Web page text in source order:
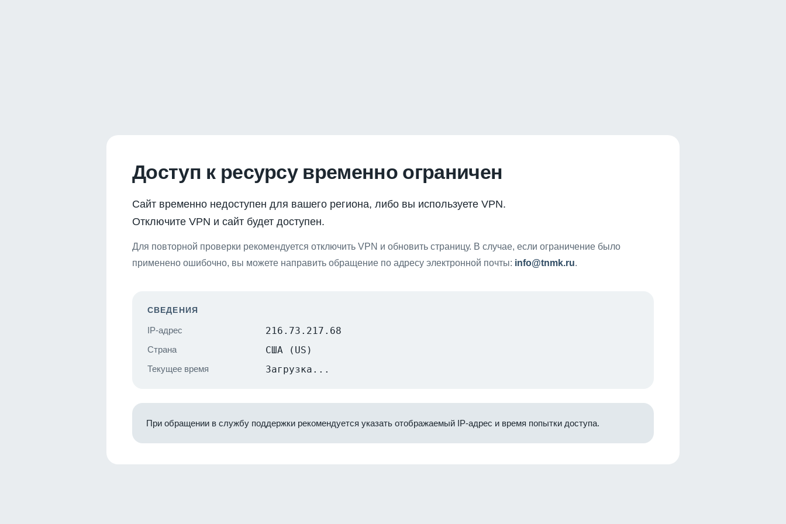
Доступ к ресурсу временно ограничен
Сайт временно недоступен для вашего региона, либо вы используете VPN.
Отключите VPN и сайт будет доступен.
Для повторной проверки рекомендуется отключить VPN и обновить страницу. В случае, если ограничение было
применено ошибочно, вы можете направить обращение по адресу электронной почты: info@tnmk.ru.
СВЕДЕНИЯ
IP-адрес 216.73.217.68
Страна США (US)
Текущее время Загрузка...
При обращении в службу поддержки рекомендуется указать отображаемый IP-адрес и время попытки доступа.